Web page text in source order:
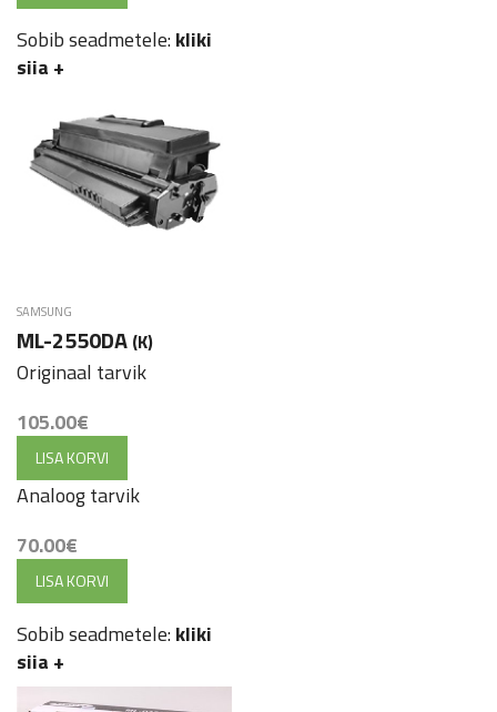
Sobib seadmetele:kliki
siia +
SAMSUNG
ML-2550DA (K)
Originaal tarvik
105.00€
LISA KORVI
Analoog tarvik
70.00€
LISA KORVI
Sobib seadmetele:kliki
siia +